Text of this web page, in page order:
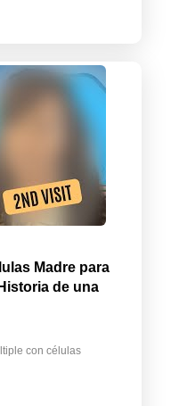
Madre para
de una
con células